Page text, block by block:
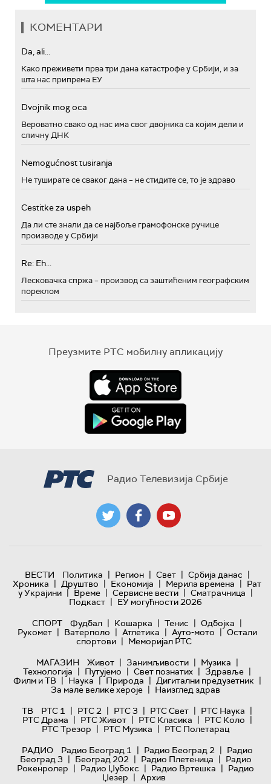
КОМЕНТАРИ
Da, ali...
Како преживети прва три дана катастрофе у Србији, и за
шта нас припрема ЕУ
Dvojnik mog oca
Вероватно свако од нас има свог двојника са којим дели и
сличну ДНК
Nemogućnost tusiranja
Не туширате се сваког дана – не стидите се, то је здраво
Cestitke za uspeh
Да ли сте знали да се најбоље грамофонске ручице
производе у Србији
Re: Eh...
Лесковачка спржа – производ са заштићеним географским
пореклом
Преузмите РТС мобилну апликацију
Радио Телевизија Србије
ВЕСТИ Политика | Регион | Свет | Србија данас |
Хроника | Друштво | Економија | Мерила времена | Рат
у Украјини | Време | Сервисне вести | Сматрачница |
Подкаст | ЕУ могућности 2026
СПОРТ
Фудбал | Кошарка | Тенис | Одбојка |
Рукомет | Ватерполо | Атлетика | Ауто-мото | Остали
спортови | Меморијал РТС
МАГАЗИН
Живот | Занимљивости | Музика |
Технологијa | Путујемо | Свет познатих | Здравље |
Филм и ТВ | Наука | Природа | Дигитални предузетник |
За мале велике хероје | Наизглед здрав
ТВ
РТС 1 | РТС 2 | РТС 3 | РТС Свет | РТС Наука |
РТС Драма | РТС Живот | РТС Класика | РТС Коло |
РТС Трезор | РТС Музика | РТС Полетарац
РАДИО
Радио Београд 1 | Радио Београд 2 | Радио
Београд 3 | Београд 202 | Радио Плетеница | Радио
Рокенролер | Радио Џубокс | Радио Вртешка | Радио
Џезер | Архив